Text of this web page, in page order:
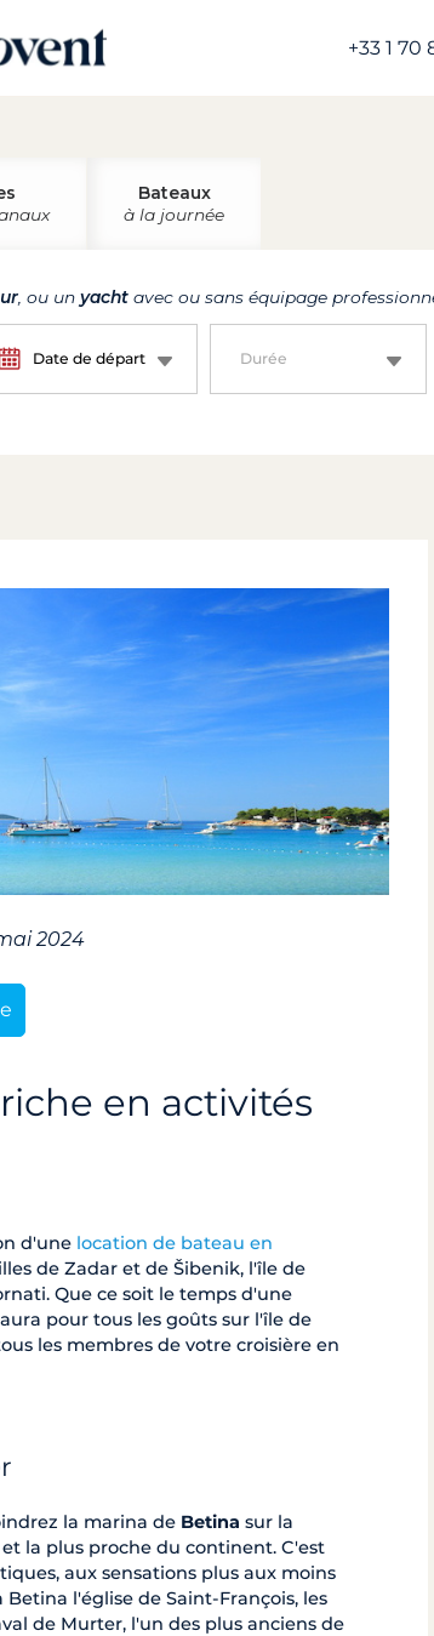
+33 1 70
Bateaux
à la journée
, ou un yacht avec ou sans équipage
Date de départ Durée
2024
en activités
d'une location de bateau en
de Zadar et de Šibenik, l'île de
Que ce soit le temps d'une
pour tous les goûts sur l'île de
les membres de votre croisière en
la marina de Betina sur la
la plus proche du continent. C'est
aux sensations plus aux moins
l'église de Saint-François, les
de Murter, l'un des plus anciens de